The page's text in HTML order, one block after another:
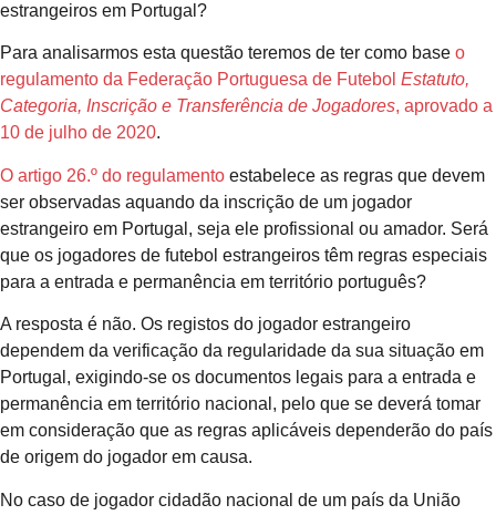
estrangeiros em Portugal?
Para analisarmos esta questão teremos de ter como base o
regulamento da Federação Portuguesa de Futebol Estatuto,
Categoria, Inscrição e Transferência de Jogadores, aprovado a
10 de julho de 2020.
O artigo 26.º do regulamento estabelece as regras que devem
ser observadas aquando da inscrição de um jogador
estrangeiro em Portugal, seja ele profissional ou amador. Será
que os jogadores de futebol estrangeiros têm regras especiais
para a entrada e permanência em território português?
A resposta é não. Os registos do jogador estrangeiro
dependem da verificação da regularidade da sua situação em
Portugal, exigindo-se os documentos legais para a entrada e
permanência em território nacional, pelo que se deverá tomar
em consideração que as regras aplicáveis dependerão do país
de origem do jogador em causa.
No caso de jogador cidadão nacional de um país da União